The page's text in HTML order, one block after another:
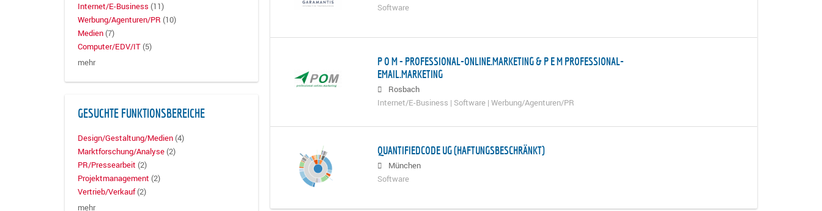
Software
P O M - PROFESSIONAL-ONLINE.MARKETING & P E M PROFESSIONAL-
EMAIL.MARKETING
Rosbach
Internet/E-Business | Software | Werbung/Agenturen/PR
QUANTIFIEDCODE UG (HAFTUNGSBESCHRÄNKT)
München
Software
Internet/E-Business (11)
Werbung/Agenturen/PR (10)
Medien (7)
Computer/EDV/IT (5)
mehr
GESUCHTE FUNKTIONSBEREICHE
Design/Gestaltung/Medien (4)
Marktforschung/Analyse (2)
PR/Pressearbeit (2)
Projektmanagement (2)
Vertrieb/Verkauf (2)
mehr